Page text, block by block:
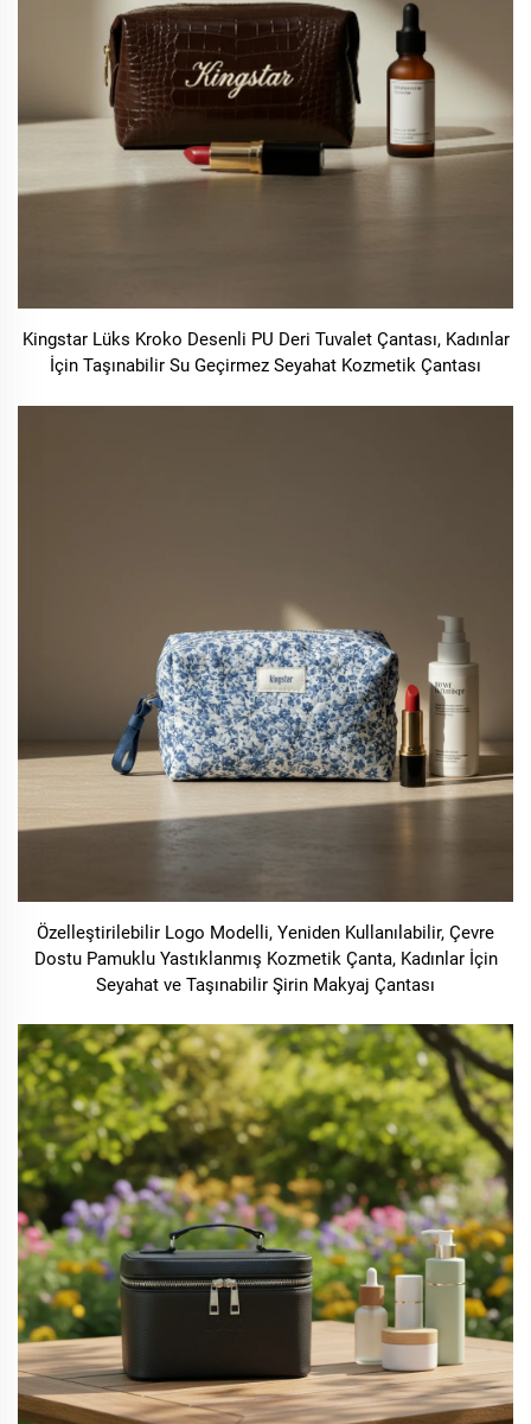
Kingstar Lüks Kroko Desenli PU Deri Tuvalet Çantası, Kadınlar
İçin Taşınabilir Su Geçirmez Seyahat Kozmetik Çantası
Özelleştirilebilir Logo Modelli, Yeniden Kullanılabilir, Çevre
Dostu Pamuklu Yastıklanmış Kozmetik Çanta, Kadınlar İçin
Seyahat ve Taşınabilir Şirin Makyaj Çantası